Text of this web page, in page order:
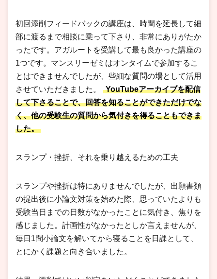
初回添削フィードバックの講座は、時間を延長して細
部に渡るまで相談に乗って下さり、非常にありがたか
ったです。アガルートを受講して最も良かった講座の
1つです。マンスリーゼミはオンタイムで参加するこ
とはできませんでしたが、些細な質問の場として活用
させていただきました。
YouTubeアーカイブを配信
して下さることで、回答を知ることができただけでな
く、他の受験生の質問から気付きを得ることもできま
した。
スランプ・挫折、それを乗り越えるための工夫
スランプや挫折は特にありませんでしたが、出願書類
の提出後に小論文対策を始めた際、思っていたよりも
受験当日までの日数がなかったことに気付き、焦りを
感じました。計画性がなかったとしか言えませんが、
毎日1問小論文を解いてから寝ることを日課として、
とにかく課題と向き合いました。